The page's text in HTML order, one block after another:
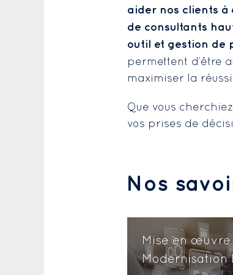
aider nos clients à
de consultants
outil et gestion de
permettent d’être
maximiser la
Que vous
vos prises de
Nos
Mise en œuvre
Modernisation